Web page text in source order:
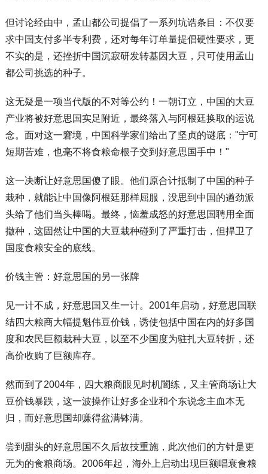
但讨论经由中，孟山都公司提倡了一系列坑诰条目：不仅要
求中国支付多半专利费，还对每年订单量提倡硬性要求，更
不实的是，还挫折中国沉寂研发转基因大豆，只可使用孟山
都公司挑选的种子。
这无疑是一项当代版的不对等公约！一朝订立，中国的大豆
产业将被好意思国实足附近，最终落入与阿根廷换取的运说
念。面对这一窘境，中国科学家们给出了坚贞的谜底："宁可
短期苦难，也毫不将食粮命根子交到好意思国手中！"
这一决断让好意思国傻了眼。他们原合计抵制了中国的种子
栽种，就能让中国像阿根廷那样屈服，没思到中国的遒劲派
头给了他们当头棒喝。最终，恼羞成怒的好意思国聘用全面
撤种，这固然让中国的大豆栽种碰到了严重打击，但捍卫了
国度食粮安全的底线。
价钱主管：好意思国的另一张牌
见一计不成，好意思国又生一计。2001年启动，好意思国联
结四大粮商大幅提魁伟豆价钱，诱使包括中国在内的好多国
度和农民巨额栽种大豆，以至不少国度为驻扎大豆转折，还
高价收购了巨额库存。
然而到了2004年，四大粮商眼见时机闇练，又主管商场让大
豆价钱暴跌，这一波操作让好多企业和个东说念主血本无
归，而好意思国却赚得盆满钵满。
尝到甜头的好意思国不久后故技重施，此次他们的方针是更
无为的食粮商场。2006年起，海外上启动出现巨额唱衰食粮